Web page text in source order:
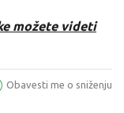
možete videti
Obavesti me o sniženju